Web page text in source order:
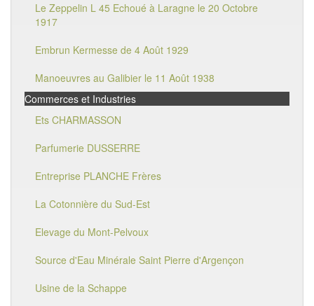
Le Zeppelin L 45 Echoué à Laragne le 20 Octobre
1917
Embrun Kermesse de 4 Août 1929
Manoeuvres au Galibier le 11 Août 1938
Commerces et Industries
Ets CHARMASSON
Parfumerie DUSSERRE
Entreprise PLANCHE Frères
La Cotonnière du Sud-Est
Elevage du Mont-Pelvoux
Source d'Eau Minérale Saint Pierre d'Argençon
Usine de la Schappe